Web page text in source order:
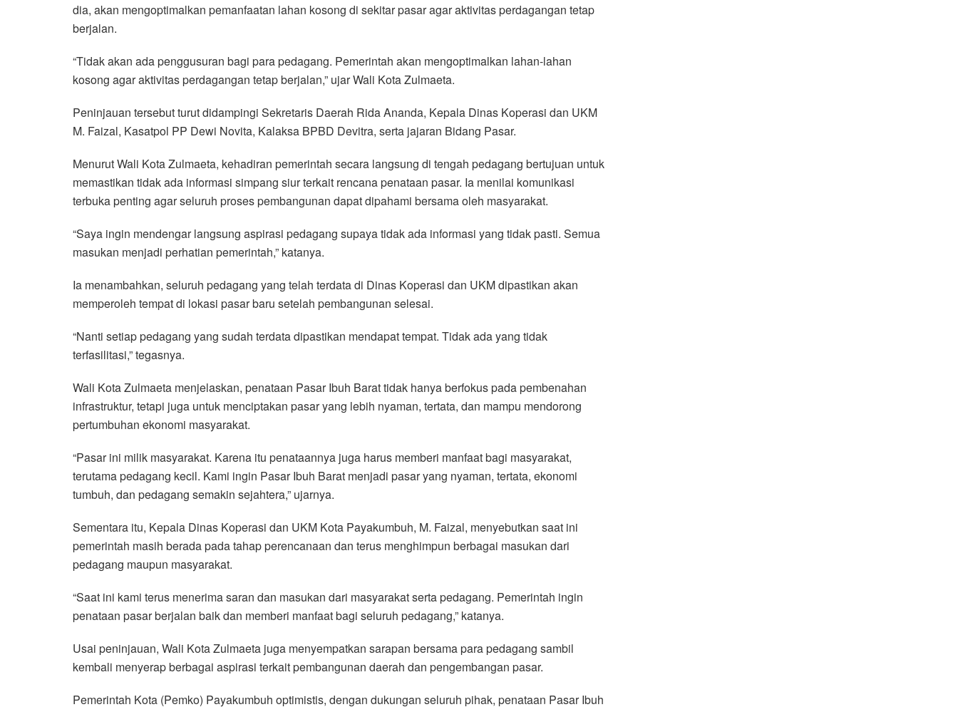
dia, akan mengoptimalkan pemanfaatan lahan kosong di sekitar pasar agar aktivitas perdagangan tetap
berjalan.
“Tidak akan ada penggusuran bagi para pedagang. Pemerintah akan mengoptimalkan lahan-lahan
kosong agar aktivitas perdagangan tetap berjalan,” ujar Wali Kota Zulmaeta.
Peninjauan tersebut turut didampingi Sekretaris Daerah Rida Ananda, Kepala Dinas Koperasi dan UKM
M. Faizal, Kasatpol PP Dewi Novita, Kalaksa BPBD Devitra, serta jajaran Bidang Pasar.
Menurut Wali Kota Zulmaeta, kehadiran pemerintah secara langsung di tengah pedagang bertujuan untuk
memastikan tidak ada informasi simpang siur terkait rencana penataan pasar. Ia menilai komunikasi
terbuka penting agar seluruh proses pembangunan dapat dipahami bersama oleh masyarakat.
“Saya ingin mendengar langsung aspirasi pedagang supaya tidak ada informasi yang tidak pasti. Semua
masukan menjadi perhatian pemerintah,” katanya.
Ia menambahkan, seluruh pedagang yang telah terdata di Dinas Koperasi dan UKM dipastikan akan
memperoleh tempat di lokasi pasar baru setelah pembangunan selesai.
“Nanti setiap pedagang yang sudah terdata dipastikan mendapat tempat. Tidak ada yang tidak
terfasilitasi,” tegasnya.
Wali Kota Zulmaeta menjelaskan, penataan Pasar Ibuh Barat tidak hanya berfokus pada pembenahan
infrastruktur, tetapi juga untuk menciptakan pasar yang lebih nyaman, tertata, dan mampu mendorong
pertumbuhan ekonomi masyarakat.
“Pasar ini milik masyarakat. Karena itu penataannya juga harus memberi manfaat bagi masyarakat,
terutama pedagang kecil. Kami ingin Pasar Ibuh Barat menjadi pasar yang nyaman, tertata, ekonomi
tumbuh, dan pedagang semakin sejahtera,” ujarnya.
Sementara itu, Kepala Dinas Koperasi dan UKM Kota Payakumbuh, M. Faizal, menyebutkan saat ini
pemerintah masih berada pada tahap perencanaan dan terus menghimpun berbagai masukan dari
pedagang maupun masyarakat.
“Saat ini kami terus menerima saran dan masukan dari masyarakat serta pedagang. Pemerintah ingin
penataan pasar berjalan baik dan memberi manfaat bagi seluruh pedagang,” katanya.
Usai peninjauan, Wali Kota Zulmaeta juga menyempatkan sarapan bersama para pedagang sambil
kembali menyerap berbagai aspirasi terkait pembangunan daerah dan pengembangan pasar.
Pemerintah Kota (Pemko) Payakumbuh optimistis, dengan dukungan seluruh pihak, penataan Pasar Ibuh